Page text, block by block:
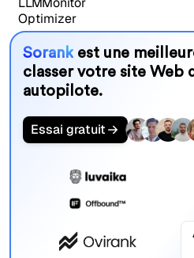
Sorankest une
classer votre site Web
autopilote.
Essai gratuit